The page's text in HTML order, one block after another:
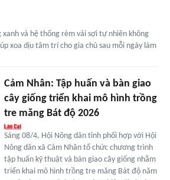
xanh và hệ thống rèm vải sợi tự nhiên không
xoa dịu tâm trí cho gia chủ sau mỗi ngày làm
Cảm Nhân: Tập huấn và bàn giao
cây giống triển khai mô hình trồng
tre măng Bát độ 2026
Sáng 08/4, Hội Nông dân tỉnh phối hợp với Hội
Nông dân xã Cảm Nhân tổ chức chương trình
tập huấn kỹ thuật và bàn giao cây giống nhằm
triển khai mô hình trồng tre măng Bát độ năm